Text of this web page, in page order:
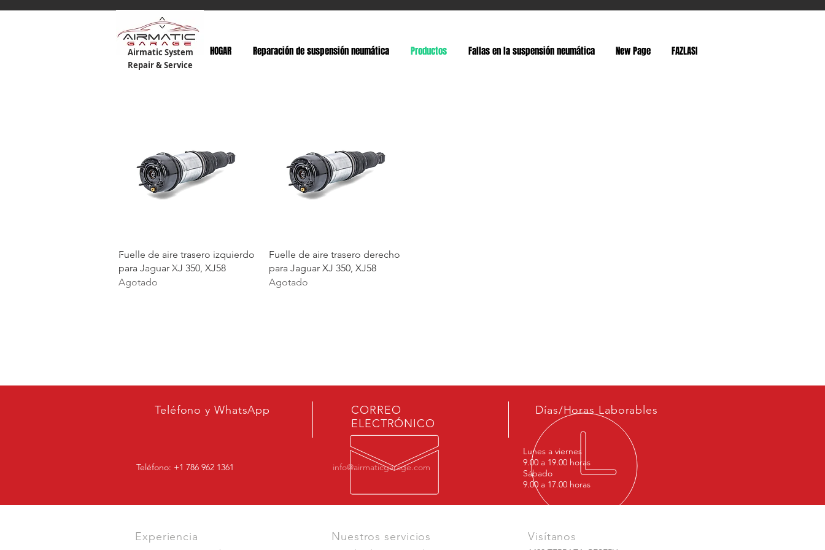
Fuelle de aire trasero izquierdo
para Jaguar XJ 350, XJ58
Agotado
Fuelle de aire trasero derecho
para Jaguar XJ 350, XJ58
Agotado
Airmatic System
Repair & Service
HOGAR Reparación de suspensión neumática Productos Fallas en la suspensión neumática New Page FAZLASI
Teléfono y WhatsApp
Teléfono: +1 786 962 1361
CORREO
ELECTRÓNICO
info@airmaticgarage.com
Días/Horas Laborables
Lunes a viernes
9.00 a 19.00 horas
Sábado
9.00 a 17.00 horas
Experiencia Nuestros servicios Visítanos